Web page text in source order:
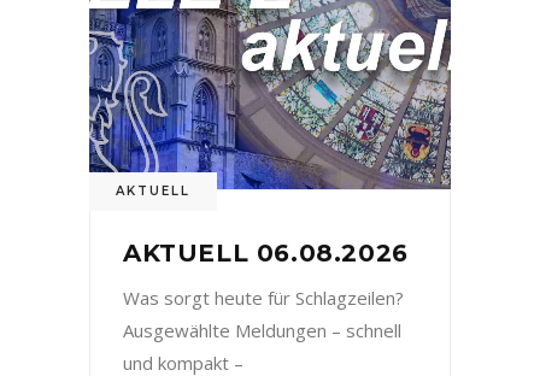
AKTUELL
AKTUELL 06.08.2026
Was sorgt heute für Schlagzeilen?
Ausgewählte Meldungen – schnell
und kompakt –